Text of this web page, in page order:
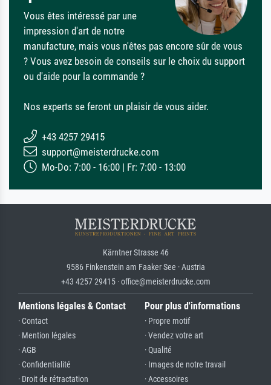
Vous êtes intéressé par une
impression d'art de notre
manufacture, mais vous n'êtes pas encore sûr de vous
? Vous avez besoin de conseils sur le choix du support
ou d'aide pour la commande ?
Nos experts se feront un plaisir de vous aider.
+43 4257 29415
support@meisterdrucke.com
Mo-Do: 7:00 - 16:00 | Fr: 7:00 - 13:00
Kärntner Strasse 46
9586 Finkenstein am Faaker See · Austria
+43 4257 29415 · office@meisterdrucke.com
Mentions légales & Contact
· Contact
· Mention légales
· AGB
· Confidentialité
· Droit de rétractation
Pour plus d'informations
· Propre motif
· Vendez votre art
· Qualité
· Images de notre travail
· Accessoires